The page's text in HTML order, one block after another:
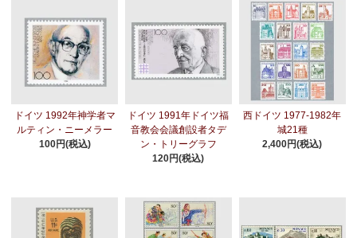
ドイツ 1992年神学者マ
ルティン・ニーメラー
100円(税込)
ドイツ 1991年ドイツ福
音教会会議創設者タデ
ン・トリーグラフ
120円(税込)
西ドイツ 1977-1982年
城21種
2,400円(税込)